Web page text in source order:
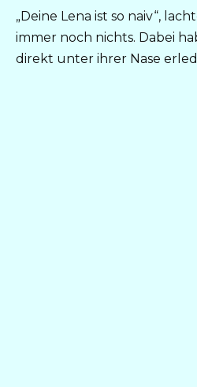
„Deine Lena ist so naiv“,
immer noch nichts. Dabei
direkt unter ihrer Nase